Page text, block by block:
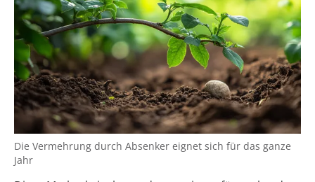
Die Vermehrung durch Absenker eignet sich für das ganze
Jahr